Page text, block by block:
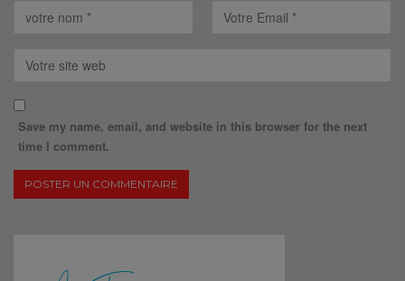
Save my name, email, and website in this browser for the next
time I comment.